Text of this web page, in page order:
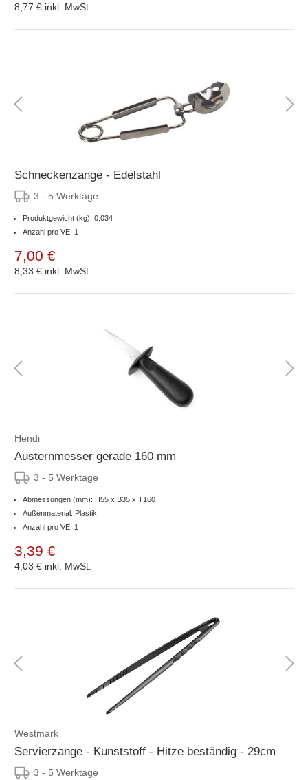
8,77 € inkl. MwSt.
Schneckenzange - Edelstahl
3 - 5 Werktage
Produktgewicht (kg): 0.034
Anzahl pro VE: 1
7,00 €
8,33 € inkl. MwSt.
Hendi
Austernmesser gerade 160 mm
3 - 5 Werktage
Abmessungen (mm): H55 x B35 x T160
Außenmaterial: Plastik
Anzahl pro VE: 1
3,39 €
4,03 € inkl. MwSt.
Westmark
Servierzange - Kunststoff - Hitze beständig - 29cm
3 - 5 Werktage